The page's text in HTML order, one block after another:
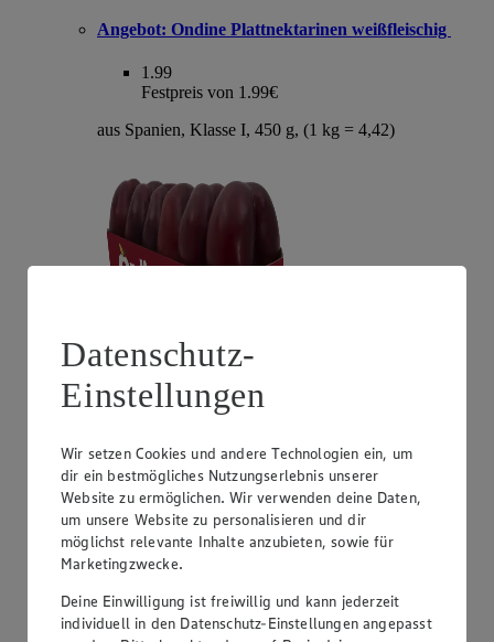
Angebot: Ondine Plattnektarinen weißfleischig
1.99
Festpreis von 1.99€
aus Spanien, Klasse I, 450 g, (1 kg = 4,42)
Angebot: Unsere Heimat Zucchini
Festpreis von 1.49€
aus Süddeutschland, Klasse I, 1 kg
Datenschutz-
Einstellungen
Wir setzen Cookies und andere Technologien ein, um
dir ein bestmögliches Nutzungserlebnis unserer
Website zu ermöglichen. Wir verwenden deine Daten,
um unsere Website zu personalisieren und dir
möglichst relevante Inhalte anzubieten, sowie für
Marketingzwecke.
Deine Einwilligung ist freiwillig und kann jederzeit
individuell in den Datenschutz-Einstellungen angepasst